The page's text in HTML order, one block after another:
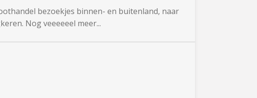
bezoekjes binnen- en buitenland, naar
Nog veeeeeel meer...